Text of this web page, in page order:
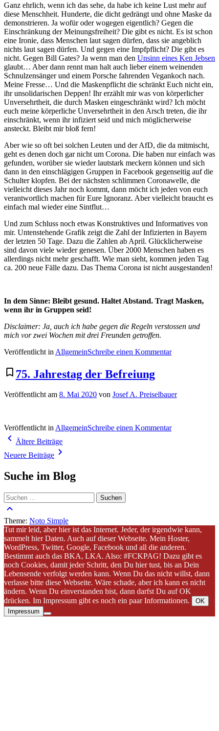
Ganz ehrlich, wenn ich das sehe, da habe ich keine Lust mehr auf
diese Menschheit. Hunderte, die dicht gedrängt und ohne Maske da
demonstrieren. Ja wofür oder wogegen eigentlich? Gegen die
Einschränkung der Meinungsfreiheit? Die gibt es nicht. Es ist schon
eine Ironie, dass Menschen laut sagen dürfen, dass sie angeblich
nichts laut sagen dürfen. Und gegen eine Impfpflicht? Die gibt es
nicht. Gegen Bill Gates? Ja wenn man den Unsinn eines Ken Jebsen
glaubt… Aber dann rennt man halt auch lieber einem weinenden
Schnulzensänger und einem Porsche fahrenden Vegankoch nach.
Meine Fresse… Und die Maskenpflicht die schränkt Euch nicht ein,
ihr unsolidarischen Deppen! Ihr erzählt mir was von körperlicher
Unversehrtheit, die durch Masken eingeschränkt wird? Ich möcht
euch meine körperliche Unversehrtheit in den Arsch treten, die ihr
einschränkt, wenn ihr infiziert seid und mich möglicherweise
ansteckt. Bleibt mir bloß fern!
Aber wie so oft bei solchen Leuten und der AfD, die da mitmischt,
geht es denen doch gar nicht um Corona. Die haben nur einfach was
gefunden, worüber sie wieder lautstark meckern können und sich
dann in den einschlägigen Gruppen in Facebook gegenseitig auf die
Schulter klopfen. Bei der nächsten schlimmen Coronawelle, die
vielleicht dieses Jahr noch kommt, dann möcht ich jeden von euch
verantwortlich machen für Eure Ignoranz. Aber vielleicht braucht es
einfach mal wieder eine Sintflut…
Und zum Schluss noch etwas Konstruktives und Informatives von
mir. Untenstehende Grafik zeigt die Zahl der Infizierten in Bayern
der letzten 50 Tage. Dazu die Zahlen ab April. Glücklicherweise
sind davon viele wieder genesen. Über 2000 Menschen haben es
allerdings nicht mehr geschafft. Wie man sieht, kommen jeden Tag
ca. 200 neue Fälle dazu. Das Thema Corona ist nicht ausgestanden!
In dem Sinne: Bleibt gesund. Haltet Abstand. Tragt Masken,
wenn ihr in Gruppen seid!
Disclaimer: Ja, auch ich habe gegen die Regeln verstossen und
mich vor zwei Wochen mit drei Freunden getroffen.
Veröffentlicht in AllgemeinSchreibe einen Kommentarzu
bookmark_border 75. Jahrestag der Befreiung
Veröffentlicht am 8. Mai 2020 von Josef A. Preiselbauer
Veröffentlicht inAllgemeinSchreibe einen Kommentarzu
Beitragsnavigation
navigate_before Ältere Beiträge
Neuere Beiträge navigate_next
Suche im Blog
Suchen
nach:
keyboard_arrow_up
Theme: Noto Simple
Tut mir leid, aber hier ist das Internet. Jeder, der irgendwie kann,
sammelt hier Daten. Auch auf dieser Webseite. Mein Hoster,
WordPress, Twitter, Google, Facebook und all die anderen.
Bestimmt auch das BKA, LKA. Also: #FCKPAG! Dazu gibt es
noch Cookies, damit jeder Schritt, den Du hier tust, bis an Dein
Lebensende verfolgt werden kann. Wenn Du das nicht willst, dann
verlasse bitte diese Webseite. Wäre schade, aber ich kann es nicht
ändern. Wenn Du einverstanden bist, dann darfst Du auf OK
drücken. Im Impressum gibt es noch ein paar Informationen.
OK
Impressum